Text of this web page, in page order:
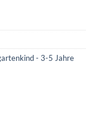
- 3-5 Jahre